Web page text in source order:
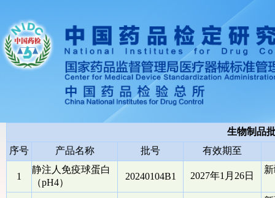
生物制品
序号
产品名称 批号 有效期至
1
静注人免疫球蛋白
（pH4）
20240104B1 2027年1月26日